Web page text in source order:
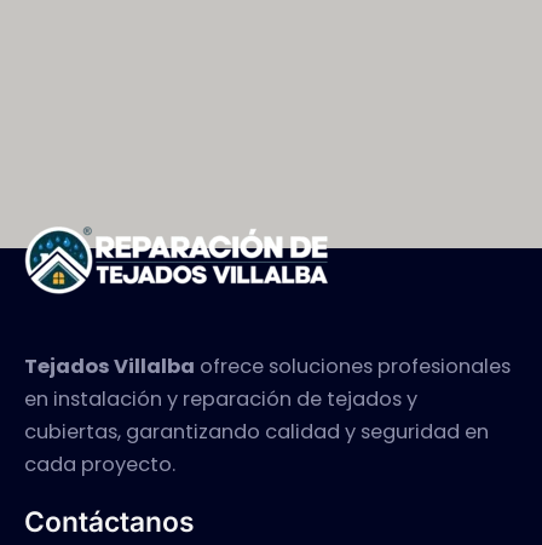
Tejados Villalba ofrece soluciones profesionales
en instalación y reparación de tejados y
cubiertas, garantizando calidad y seguridad en
cada proyecto.
Contáctanos